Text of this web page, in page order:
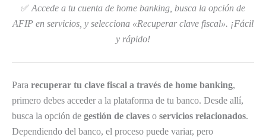
✅ Accede a tu cuenta de home banking, busca la opción de
AFIP en servicios, y selecciona «Recuperar clave fiscal». ¡Fácil
y rápido!
Para recuperar tu clave fiscal a través de home banking,
primero debes acceder a la plataforma de tu banco. Desde allí,
busca la opción de gestión de claves o servicios relacionados.
Dependiendo del banco, el proceso puede variar, pero